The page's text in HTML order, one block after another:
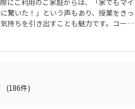
にご利用のご家庭からは、「家でもマイ
驚いた！」という声もあり、授業をきっ
持ちを引き出すことも魅力です。コース
も安心の「初級コース」では、ビジュア
から丁寧に学びます。マインクラフトの
を出しながら、プログラミングを体験的
どの実践的なプログラミングスキルが自
(186件)